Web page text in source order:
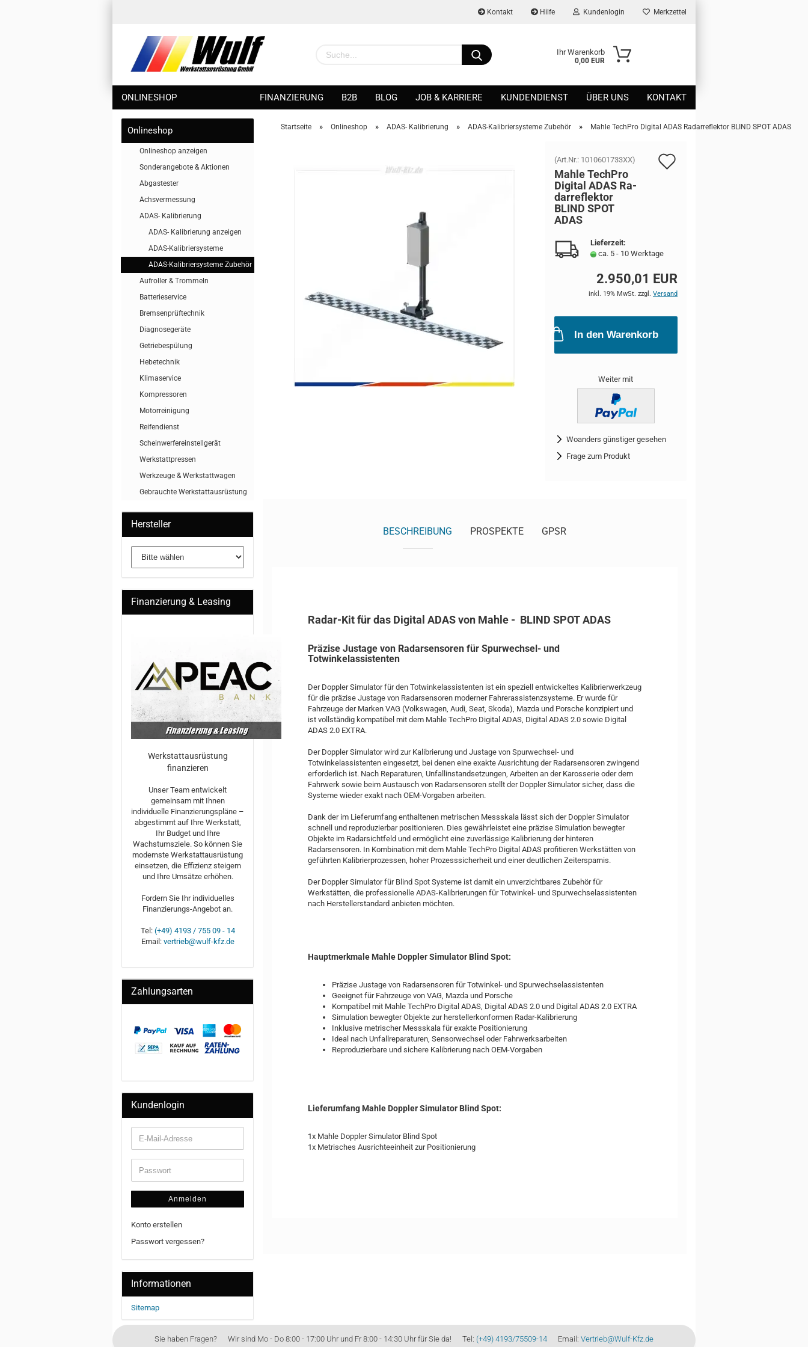
Kontakt Hilfe Kundenlogin Merkzettel
Ihr Warenkorb
0,00 EUR
ONLINESHOP FINANZIERUNG B2B BLOG JOB & KARRIERE KUNDENDIENST ÜBER UNS KONTAKT
Startseite » Onlineshop » ADAS- Kalibrierung » ADAS-Kalibriersysteme Zubehör » Mahle TechPro Digital ADAS Radarreflektor BLIND SPOT ADAS
(Art.Nr.: 1010601733XX)
Mahle Tech­Pro
Di­gi­tal ADAS Ra­
dar­re­flek­tor
BLIND SPOT
ADAS
Lieferzeit:
ca. 5 - 10 Werktage
2.950,01 EUR
inkl. 19% MwSt. zzgl. Versand
In den Warenkorb
Weiter mit
Woanders günstiger gesehen
Frage zum Produkt
BESCHREIBUNG PROSPEKTE GPSR
Radar-Kit für das Digital ADAS von Mahle - BLIND SPOT ADAS
Präzise Justage von Radar­sensoren für Spurwechsel- und
Totwinkelassistenten
Der Doppler Simulator für den Totwinkelassistenten ist ein speziell entwickeltes Kalibrierwerkzeug
für die präzise Justage von Radarsensoren moderner Fahrerassistenzsysteme. Er wurde für
Fahrzeuge der Marken VAG (Volkswagen, Audi, Seat, Skoda), Mazda und Porsche konzipiert und
ist vollständig kompatibel mit dem Mahle TechPro Digital ADAS, Digital ADAS 2.0 sowie Digital
ADAS 2.0 EXTRA.
Der Doppler Simulator wird zur Kalibrierung und Justage von Spurwechsel- und
Totwinkelassistenten eingesetzt, bei denen eine exakte Ausrichtung der Radarsensoren zwingend
erforderlich ist. Nach Reparaturen, Unfallinstandsetzungen, Arbeiten an der Karosserie oder dem
Fahrwerk sowie beim Austausch von Radarsensoren stellt der Doppler Simulator sicher, dass die
Systeme wieder exakt nach OEM-Vorgaben arbeiten.
Dank der im Lieferumfang enthaltenen metrischen Messskala lässt sich der Doppler Simulator
schnell und reproduzierbar positionieren. Dies gewährleistet eine präzise Simulation bewegter
Objekte im Radarsichtfeld und ermöglicht eine zuverlässige Kalibrierung der hinteren
Radarsensoren. In Kombination mit dem Mahle TechPro Digital ADAS profitieren Werkstätten von
geführten Kalibrierprozessen, hoher Prozesssicherheit und einer deutlichen Zeitersparnis.
Der Doppler Simulator für Blind Spot Systeme ist damit ein unverzichtbares Zubehör für
Werkstätten, die professionelle ADAS-Kalibrierungen für Totwinkel- und Spurwechselassistenten
nach Herstellerstandard anbieten möchten.
Hauptmerkmale Mahle Doppler Simulator Blind Spot:
Präzise Justage von Radarsensoren für Totwinkel- und Spurwechselassistenten
Geeignet für Fahrzeuge von VAG, Mazda und Porsche
Kompatibel mit Mahle TechPro Digital ADAS, Digital ADAS 2.0 und Digital ADAS 2.0 EXTRA
Simulation bewegter Objekte zur herstellerkonformen Radar-Kalibrierung
Inklusive metrischer Messskala für exakte Positionierung
Ideal nach Unfallreparaturen, Sensorwechsel oder Fahrwerksarbeiten
Reproduzierbare und sichere Kalibrierung nach OEM-Vorgaben
Lieferumfang Mahle Doppler Simulator Blind Spot:
1x Mahle Doppler Simulator Blind Spot
1x Metrisches Ausrichteeinheit zur Positionierung
Onlineshop
Onlineshop anzeigen
Sonderangebote & Aktionen
Abgastester
Achsvermessung
ADAS- Kalibrierung
ADAS- Kalibrierung anzeigen
ADAS-Kalibriersysteme
ADAS-Kalibriersysteme Zubehör
Aufroller & Trommeln
Batterieservice
Bremsenprüftechnik
Diagnosegeräte
Getriebespülung
Hebetechnik
Klimaservice
Kompressoren
Motorreinigung
Reifendienst
Scheinwerfereinstellgerät
Werkstattpressen
Werkzeuge & Werkstattwagen
Gebrauchte Werkstattausrüstung
Hersteller
Finanzierung & Leasing
Werkstattausrüstung
finanzieren
Unser Team entwickelt
gemeinsam mit Ihnen
individuelle Finanzierungspläne –
abgestimmt auf Ihre Werkstatt,
Ihr Budget und Ihre
Wachstumsziele. So können Sie
modernste Werkstattausrüstung
einsetzen, die Effizienz steigern
und Ihre Umsätze erhöhen.
Fordern Sie Ihr individuelles
Finanzierungs-Angebot an.
Tel: (+49) 4193 / 755 09 - 14
Email: vertrieb@wulf-kfz.de
Zahlungsarten
Kundenlogin
Anmelden
Konto erstellen
Passwort vergessen?
Informationen
Sitemap
Sie haben Fragen? Wir sind Mo - Do 8:00 - 17:00 Uhr und Fr 8:00 - 14:30 Uhr für Sie da! Tel: (+49) 4193/75509-14 Email: Vertrieb@Wulf-Kfz.de